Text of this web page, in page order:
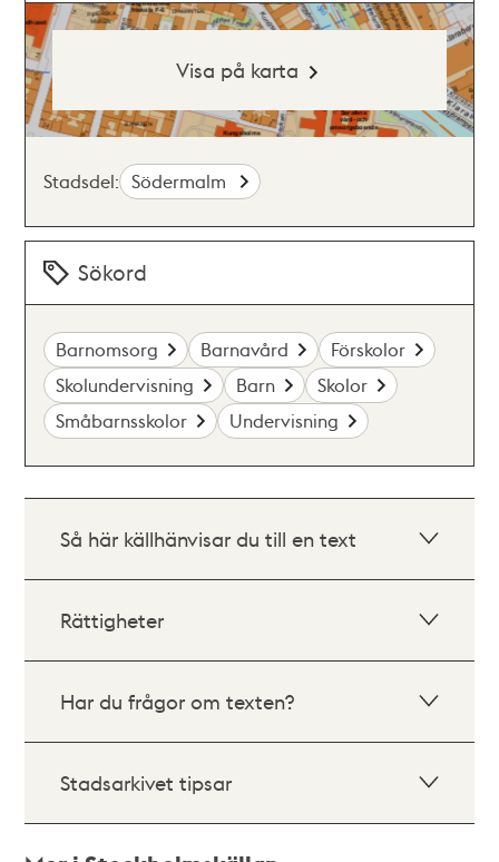
Visa på karta
Stadsdel: Södermalm
Sökord
Barnomsorg Barnavård
Förskolor
Skolundervisning
Barn
Skolor
Småbarnsskolor
Undervisning
Så här källhänvisar du till en text
Rättigheter
Har du frågor om texten?
Stadsarkivet tipsar